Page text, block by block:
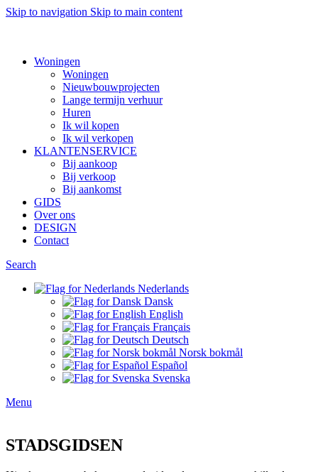
Skip to navigation Skip to main content
Woningen
Woningen
Nieuwbouwprojecten
Lange termijn verhuur
Huren
Ik wil kopen
Ik wil verkopen
KLANTENSERVICE
Bij aankoop
Bij verkoop
Bij aankomst
GIDS
Over ons
DESIGN
Contact
Search
Nederlands
Dansk
English
Français
Deutsch
Norsk bokmål
Español
Svenska
Menu
STADSGIDSEN